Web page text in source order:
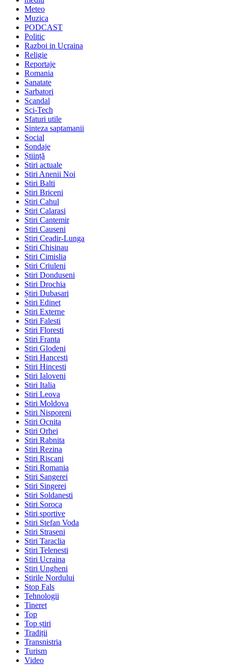
Meteo
Muzica
PODCAST
Politic
Razboi in Ucraina
Religie
Reportaje
Romania
Sanatate
Sarbatori
Scandal
Sci-Tech
Sfaturi utile
Sinteza saptamanii
Social
Sondaje
Știință
Stiri actuale
Stiri Anenii Noi
Stiri Balti
Stiri Briceni
Stiri Cahul
Stiri Calarasi
Stiri Cantemir
Stiri Causeni
Stiri Ceadir-Lunga
Stiri Chisinau
Stiri Cimislia
Stiri Criuleni
Stiri Donduseni
Stiri Drochia
Știri Dubasari
Stiri Edinet
Stiri Externe
Stiri Falesti
Stiri Floresti
Stiri Franta
Stiri Glodeni
Stiri Hancesti
Stiri Hincesti
Stiri Ialoveni
Stiri Italia
Stiri Leova
Stiri Moldova
Stiri Nisporeni
Stiri Ocnita
Stiri Orhei
Stiri Rabnita
Stiri Rezina
Stiri Riscani
Stiri Romania
Stiri Sangerei
Stiri Singerei
Stiri Soldanesti
Stiri Soroca
Stiri sportive
Stiri Stefan Voda
Stiri Straseni
Stiri Taraclia
Stiri Telenesti
Stiri Ucraina
Stiri Ungheni
Stirile Nordului
Stop Fals
Tehnologii
Tineret
Top
Top știri
Tradiții
Transnistria
Turism
Video